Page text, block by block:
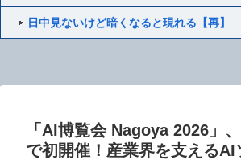
日中見ないけど暗くなると現れる【再】
「AI博覧会 Nagoya 2026」
で初開催！産業界を支えるAI